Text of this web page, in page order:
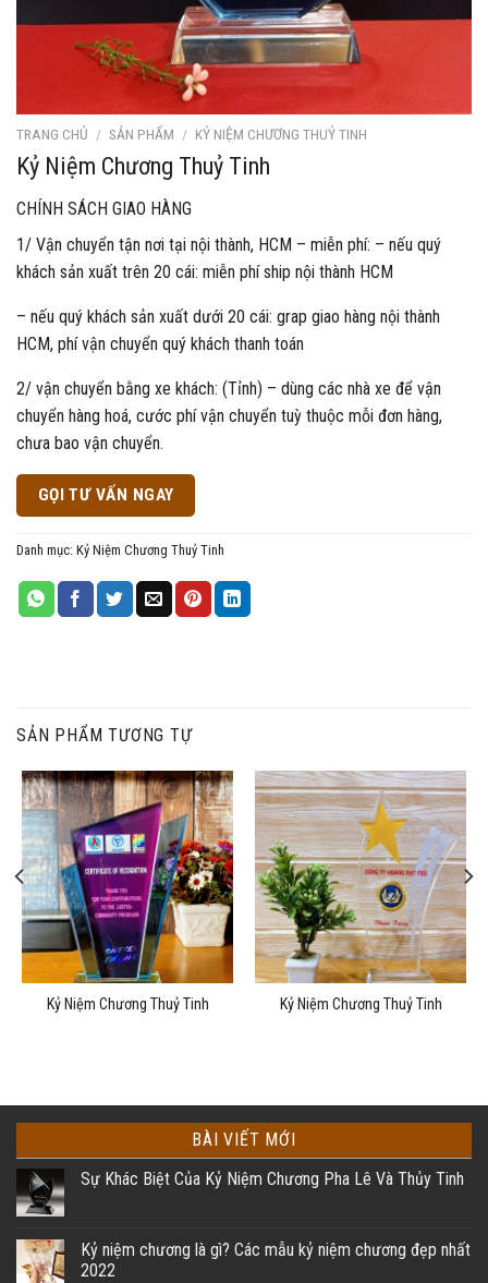
TRANG CHỦ / SẢN PHẨM / KỶ NIỆM CHƯƠNG THUỶ TINH
Kỷ Niệm Chương Thuỷ Tinh
CHÍNH SÁCH GIAO HÀNG
1/ Vận chuyển tận nơi tại nội thành, HCM – miễn phí: – nếu quý
khách sản xuất trên 20 cái: miễn phí ship nội thành HCM
– nếu quý khách sản xuất dưới 20 cái: grap giao hàng nội thành
HCM, phí vận chuyển quý khách thanh toán
2/ vận chuyển bằng xe khách: (Tỉnh) – dùng các nhà xe để vận
chuyển hàng hoá, cước phí vận chuyển tuỳ thuộc mỗi đơn hàng,
chưa bao vận chuyển.
GỌI TƯ VẤN NGAY
Danh mục: Kỷ Niệm Chương Thuỷ Tinh
SẢN PHẨM TƯƠNG TỰ
Kỷ Niệm Chương Thuỷ Tinh Kỷ Niệm Chương Thuỷ Tinh
BÀI VIẾT MỚI
Sự Khác Biệt Của Kỷ Niệm Chương Pha Lê Và Thủy Tinh
Kỷ niệm chương là gì? Các mẫu kỷ niệm chương đẹp nhất
2022